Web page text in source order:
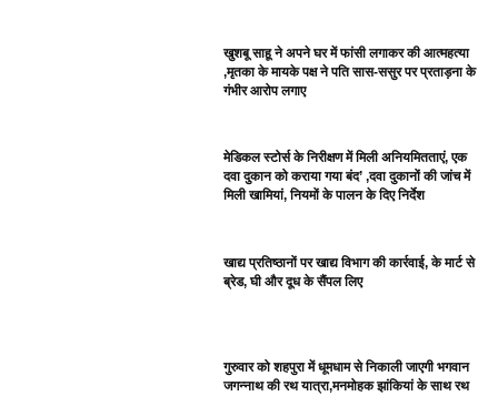
खुशबू साहू ने अपने घर में फांसी लगाकर की आत्महत्या
,मृतका के मायके पक्ष ने पति सास-ससुर पर प्रताड़ना के
गंभीर आरोप लगाए
मेडिकल स्टोर्स के निरीक्षण में मिली अनियमितताएं, एक
दवा दुकान को कराया गया बंद’ ,दवा दुकानों की जांच में
मिली खामियां, नियमों के पालन के दिए निर्देश
खाद्य प्रतिष्ठानों पर खाद्य विभाग की कार्रवाई, के मार्ट से
ब्रेड, घी और दूध के सैंपल लिए
गुरुवार को शहपुरा में धूमधाम से निकाली जाएगी भगवान
जगन्नाथ की रथ यात्रा,मनमोहक झांकियां के साथ रथ